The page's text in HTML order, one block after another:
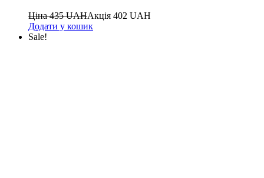
Ціна435UAHАкція 402 UAH
Додати у кошик
Sale!